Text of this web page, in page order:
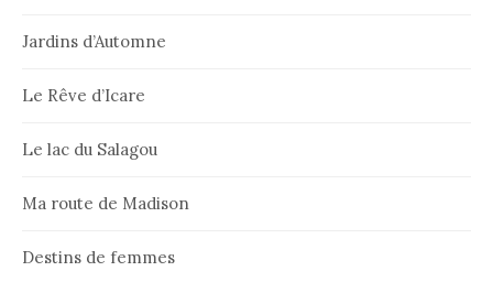
Jardins d’Automne
Le Rêve d’Icare
Le lac du Salagou
Ma route de Madison
Destins de femmes